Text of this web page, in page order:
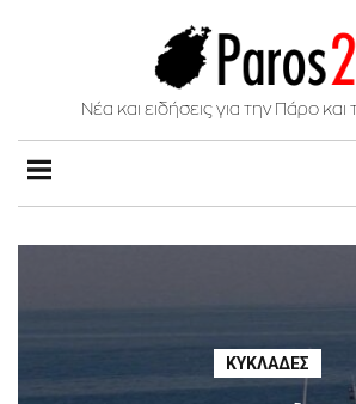
Νέα και ειδήσεις για την Πάρο και
ΚΥΚΛΆΔΕΣ